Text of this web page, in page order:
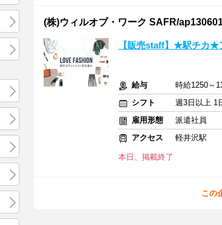
(株)ウィルオブ・ワーク SAFR/
【販売staff】★駅チカ★
給与
時給1250～
シフト
週3日以上 1
雇用形態
派遣社員
アクセス
軽井沢駅
本日、掲載終了
この